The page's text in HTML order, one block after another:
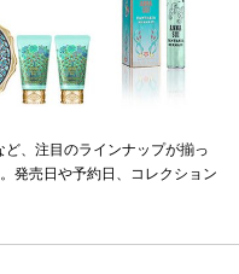
、注目のラインナップが揃っ
発売日や予約日、コレクション